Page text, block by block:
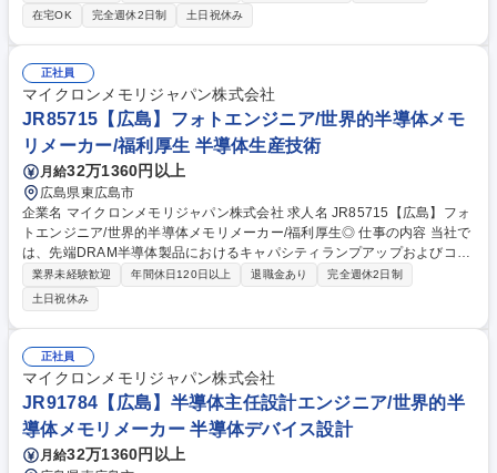
の独占禁止法遵守・贈収賄防止・個人情報保護に関するリスク分析、ポリ
シー・規程の整備：メイン約40％ ■教育・研修、モニタリング、実態調査
などのコンプライアンス施策の企画・推進：メイン約40％ ■課題分析、改
善施策の立案・実行による継続的な体制強化 ■国内外関係部門との調整・
支援、各種相談対応：約20％ 募集職種 【平塚】法務(コンプライアンス)/2
025年過去最高益のタイヤメーカー
在宅OK
完全週休2日制 土日祝休み
正社員
マイクロンメモリジャパン株式会社
JR85715【広島】フォトエンジニア/世界的半導体メモ
リメーカー/福利厚生 半導体生産技術
月給32万1360円以上
広島県東広島市
企業名 マイクロンメモリジャパン株式会社 求人名 JR85715【広島】フォ
トエンジニア/世界的半導体メモリメーカー/福利厚生◎ 仕事の内容 当社で
は、先端DRAM半導体製品におけるキャパシティランプアップおよびコス
ト削減に向けたビジネス目標の達成に貢献いただける、意欲的なフォトエ
ンジニアを募集しています。 【詳細】■Track装置のプロセス最適化およ
び安定稼働を通じて生産性を向上させ、キャパシティ拡張とコスト効率化
推進■装置ベンダーや部品・材料メーカーと連携、技術的課題の解決に向
け革新的な技術の開発・導入■部門横断的な改善活動を牽引のため、マネ
ージャー,エンジニア,テクニシャンと密に連携、効果的なコミュニケーシ
ョンを図る■新技術の導入に際し、国内や海外の製造拠点とも連携、全社
的な技術展開に貢献する 募集職種 JR85715【広島】フォトエンジニア/世
界的半導体メモリメーカー/福利厚生◎
業界未経験歓迎 年間休日120日以上 退職金あり
完全週休2日制
土日祝休み
正社員
マイクロンメモリジャパン株式会社
JR91784【広島】半導体主任設計エンジニア/世界的半
導体メモリメーカー 半導体デバイス設計
月給32万1360円以上